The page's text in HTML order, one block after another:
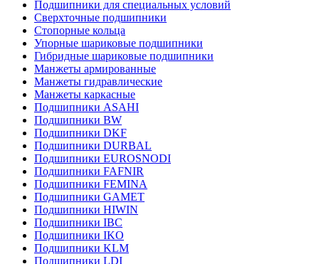
Подшипники для специальных условий
Сверхточные подшипники
Стопорные кольца
Упорные шариковые подшипники
Гибридные шариковые подшипники
Манжеты армированные
Манжеты гидравлические
Манжеты каркасные
Подшипники ASAHI
Подшипники BW
Подшипники DKF
Подшипники DURBAL
Подшипники EUROSNODI
Подшипники FAFNIR
Подшипники FEMINA
Подшипники GAMET
Подшипники HIWIN
Подшипники IBC
Подшипники IKO
Подшипники KLM
Подшипники LDI